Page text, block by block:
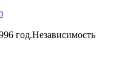
год.Независимость